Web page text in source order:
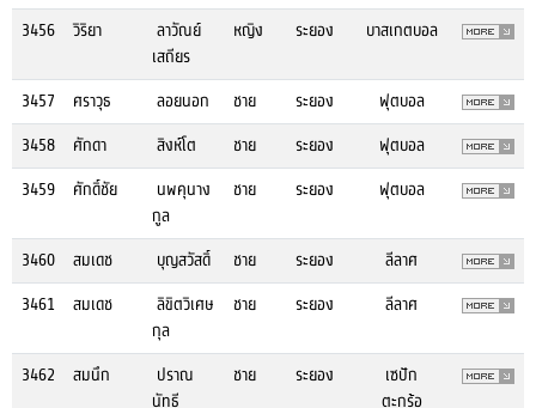
3456
วิริยา
ลาวัณย์
เสถียร
หญิง ระยอง บาสเกตบอล
3457 ศราวุธ ลอยนอก ชาย ระยอง
ฟุตบอล
3458
ศักดา สิงห์โต ชาย ระยอง
ฟุตบอล
3459
ศักดิ์ชัย
นพคุนาง
กูล
ชาย ระยอง ฟุตบอล
3460 สมเดช บุญสวัสดิ์ ชาย ระยอง
ลีลาศ
3461
สมเดช
ลิขิตวิเศษ
กุล
ชาย ระยอง ลีลาศ
3462 สมนึก
ปราณ
นัทธี
ชาย ระยอง
เซปัก
ตะกร้อ